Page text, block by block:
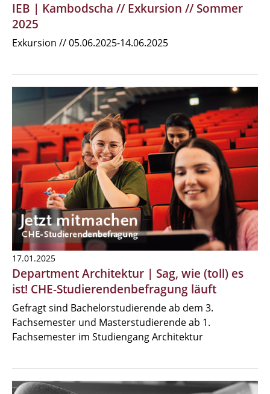
IEB | Kambodscha // Exkursion // Sommer
2025
Exkursion // 05.06.2025-14.06.2025
17.01.2025
Department Architektur | Sag, wie (toll) es
ist! CHE-Studierendenbefragung läuft
Gefragt sind Bachelorstudierende ab dem 3.
Fachsemester und Masterstudierende ab 1.
Fachsemester im Studiengang Architektur